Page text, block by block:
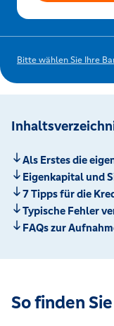
Bitte wählen Sie Ihre
Als Erstes die
Eigenkapital und
7 Tipps für die
Typische Fehler
FAQs zur
So finden